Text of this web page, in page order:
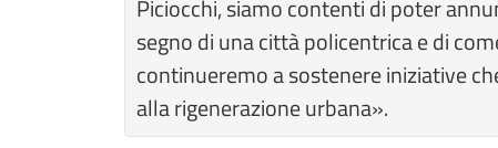
Piciocchi, siamo contenti di poter
segno di una città policentrica e di
continueremo a sostenere iniziative
alla rigenerazione urbana».